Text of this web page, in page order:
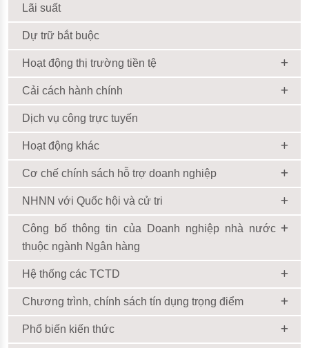
Lãi suất
Dự trữ bắt buộc
Hoạt động thị trường tiền tệ
Cải cách hành chính
Dịch vụ công trực tuyến
Hoạt động khác
Cơ chế chính sách hỗ trợ doanh nghiệp
NHNN với Quốc hội và cử tri
Công bố thông tin của Doanh nghiệp nhà nước
thuộc ngành Ngân hàng
Hệ thống các TCTD
Chương trình, chính sách tín dụng trọng điểm
Phổ biến kiến thức